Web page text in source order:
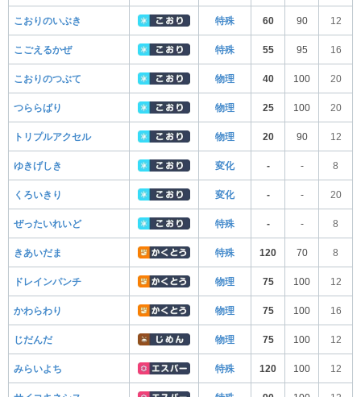
こおりのいぶき 特殊 60 90 12
こごえるかぜ 特殊 55 95 16
こおりのつぶて 物理 40 100 20
つららばり 物理 25 100 20
トリプルアクセル 物理 20 90 12
ゆきげしき 変化 - - 8
くろいきり 変化 - - 20
ぜったいれいど 特殊 - - 8
きあいだま 特殊 120 70 8
ドレインパンチ 物理 75 100 12
かわらわり 物理 75 100 16
じだんだ 物理 75 100 12
みらいよち 特殊 120 100 12